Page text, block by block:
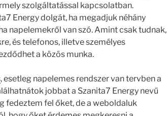
szolgáltatással kapcsolatban.
Energy dolgát, ha megadjuk néhány
napelemekről van szó. Amint csak tudnak,
és telefonos, illetve személyes
a közös munka.
, esetleg napelemes rendszer van tervben a
jobbat a Szanita7 Energy nevű
fedeztem fel őket, de a weboldaluk